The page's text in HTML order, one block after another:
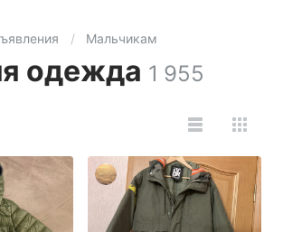
Мальчикам
одежда 1 955